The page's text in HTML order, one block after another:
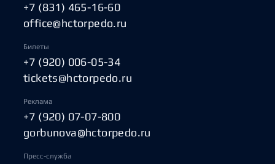
+7 (831) 465-16-60
office@hctorpedo.ru
Билеты
+7 (920) 006-05-34
tickets@hctorpedo.ru
Реклама
+7 (920) 07-07-800
gorbunova@hctorpedo.ru
Пресс-служба